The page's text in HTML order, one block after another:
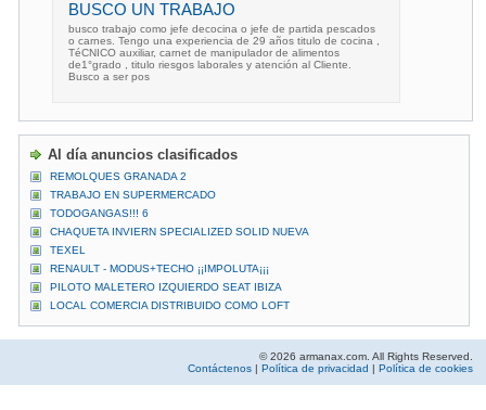
BUSCO UN TRABAJO
busco trabajo como jefe decocina o jefe de partida pescados
o carnes. Tengo una experiencia de 29 años titulo de cocina ,
TéCNICO auxiliar, carnet de manipulador de alimentos
de1°grado , titulo riesgos laborales y atención al Cliente.
Busco a ser pos
Al día anuncios clasificados
REMOLQUES GRANADA 2
TRABAJO EN SUPERMERCADO
TODOGANGAS!!! 6
CHAQUETA INVIERN SPECIALIZED SOLID NUEVA
TEXEL
RENAULT - MODUS+TECHO ¡¡IMPOLUTA¡¡¡
PILOTO MALETERO IZQUIERDO SEAT IBIZA
LOCAL COMERCIA DISTRIBUIDO COMO LOFT
© 2026 armanax.com. All Rights Reserved.
Contáctenos
Política de privacidad Política de cookies